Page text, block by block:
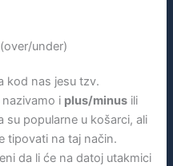
under)
kod nas jesu tzv.
i plus/minus ili
su popularne u košarci, ali
tipovati na taj način.
da li će na datoj utakmici